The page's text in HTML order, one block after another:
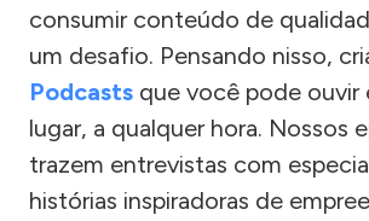
consumir conteúdo de
um desafio. Pensando nisso,
Podcasts que você pode ouvir
lugar, a qualquer hora. Nossos
trazem entrevistas com
histórias inspiradoras de